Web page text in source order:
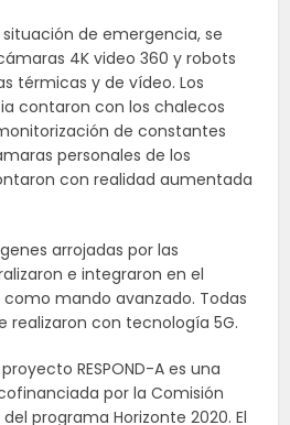
de emergencia, se
4K video 360 y robots
térmicas y de vídeo. Los
contaron con los chalecos
de constantes
personales de los
con realidad aumentada
arrojadas por las
e integraron en el
mando avanzado. Todas
realizaron con tecnología 5G.
RESPOND-A es una
por la Comisión
programa Horizonte 2020. El